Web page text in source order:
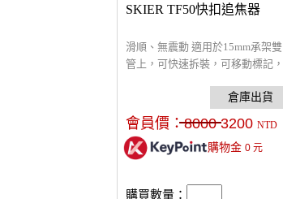
SKIER TF50快扣追焦器
滑順、無震動 適用於15mm承架雙
管上，可快速拆裝，可移動標記，
密度及滑順度，品質遠超越業界最
知名品牌
會員價：8000 3200 NTD
購物金 0元
購買數量：